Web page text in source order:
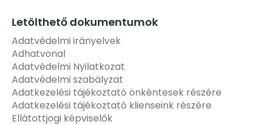
Letölthető dokumentumok
Adatvédelmi irányelvek
Adhatvonal
Adatvédelmi Nyilatkozat
Adatvédelmi szabályzat
Adatkezelési tájékoztató önkéntesek részére
Adatkezelési tájékoztató klienseink részére
Ellátottjogi képviselők